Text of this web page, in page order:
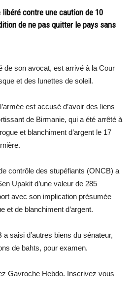
libéré contre une caution de 10
de ne pas quitter le pays sans
de son avocat, est arrivé à la Cour
et des lunettes de soleil.
est accusé d’avoir des liens
de Birmanie, qui a été arrêté à
et blanchiment d’argent le 17
contrôle des stupéfiants (ONCB) a
Upakit d’une valeur de 285
avec son implication présumée
et de blanchiment d’argent.
a saisi d’autres biens du sénateur,
de bahts, pour examen.
Gavroche Hebdo. Inscrivez vous